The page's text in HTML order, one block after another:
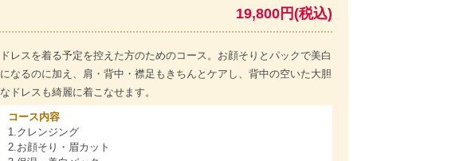
19,800円(税込)
ドレスを着る予定を控えた方のためのコース。お顔そりとパックで美白
になるのに加え、肩・背中・襟足もきちんとケアし、背中の空いた大胆
なドレスも綺麗に着こなせます。
コース内容
1.クレンジング
2.お顔そり・眉カット